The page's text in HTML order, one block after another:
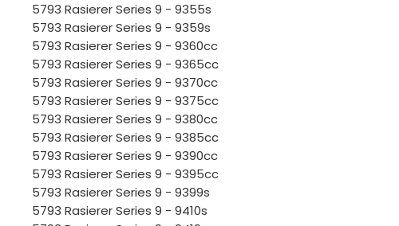
5793 Rasierer Series 9 - 9355s
5793 Rasierer Series 9 - 9359s
5793 Rasierer Series 9 - 9360cc
5793 Rasierer Series 9 - 9365cc
5793 Rasierer Series 9 - 9370cc
5793 Rasierer Series 9 - 9375cc
5793 Rasierer Series 9 - 9380cc
5793 Rasierer Series 9 - 9385cc
5793 Rasierer Series 9 - 9390cc
5793 Rasierer Series 9 - 9395cc
5793 Rasierer Series 9 - 9399s
5793 Rasierer Series 9 - 9410s